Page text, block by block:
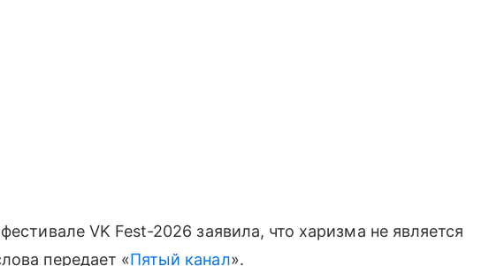
VK Fest-2026 заявила, что харизма не является
передает «Пятый канал».